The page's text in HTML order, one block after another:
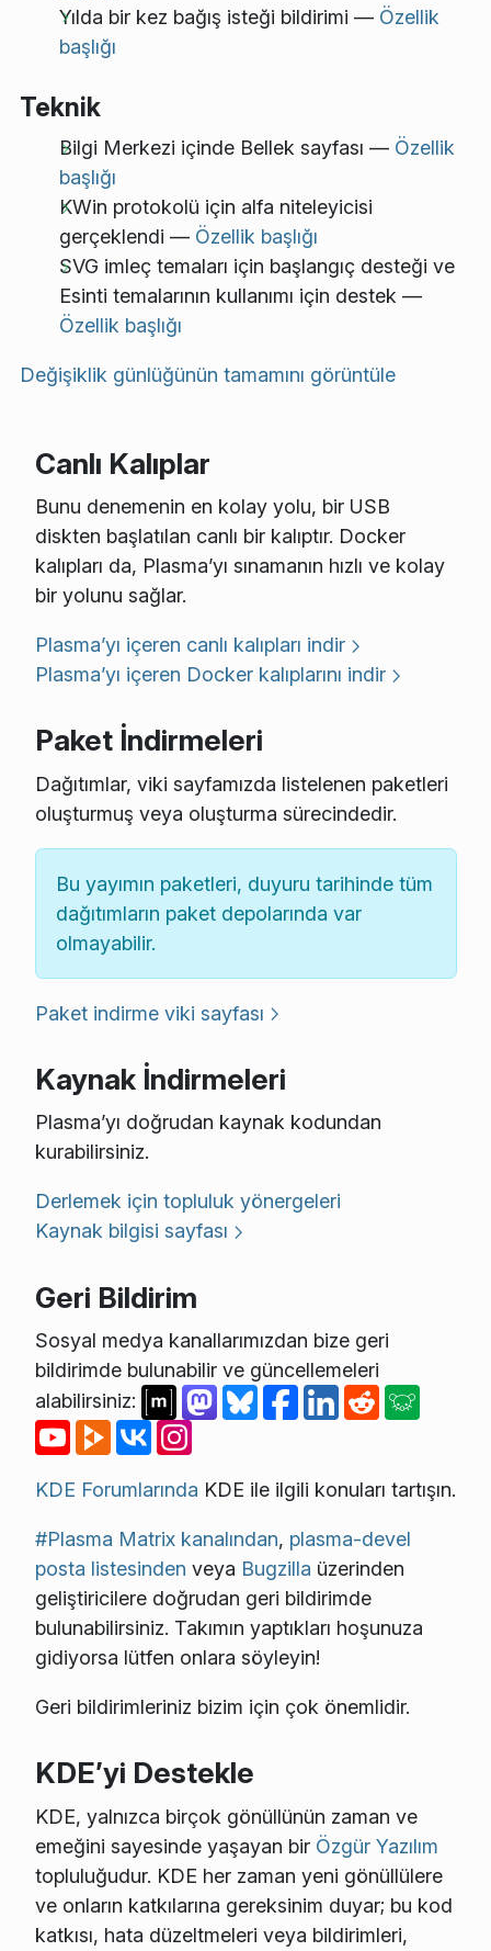
Yılda bir kez bağış isteği bildirimi — Özellik
başlığı
Teknik
Bilgi Merkezi içinde Bellek sayfası — Özellik
başlığı
KWin protokolü için alfa niteleyicisi
gerçeklendi — Özellik başlığı
SVG imleç temaları için başlangıç desteği ve
Esinti temalarının kullanımı için destek —
Özellik başlığı
Değişiklik günlüğünün tamamını görüntüle
Canlı Kalıplar
Bunu denemenin en kolay yolu, bir USB
diskten başlatılan canlı bir kalıptır. Docker
kalıpları da, Plasma’yı sınamanın hızlı ve kolay
bir yolunu sağlar.
Plasma’yı içeren canlı kalıpları indir
Plasma’yı içeren Docker kalıplarını indir
Paket İndirmeleri
Dağıtımlar, viki sayfamızda listelenen paketleri
oluşturmuş veya oluşturma sürecindedir.
Bu yayımın paketleri, duyuru tarihinde tüm
dağıtımların paket depolarında var
olmayabilir.
Paket indirme viki sayfası
Kaynak İndirmeleri
Plasma’yı doğrudan kaynak kodundan
kurabilirsiniz.
Derlemek için topluluk yönergeleri
Kaynak bilgisi sayfası
Geri Bildirim
Sosyal medya kanallarımızdan bize geri
bildirimde bulunabilir ve güncellemeleri
alabilirsiniz:
KDE Forumlarında KDE ile ilgili konuları tartışın.
#Plasma Matrix kanalından, plasma-devel
posta listesinden veya Bugzilla üzerinden
geliştiricilere doğrudan geri bildirimde
bulunabilirsiniz. Takımın yaptıkları hoşunuza
gidiyorsa lütfen onlara söyleyin!
Geri bildirimleriniz bizim için çok önemlidir.
KDE’yi Destekle
KDE, yalnızca birçok gönüllünün zaman ve
emeğini sayesinde yaşayan bir Özgür Yazılım
topluluğudur. KDE her zaman yeni gönüllülere
ve onların katkılarına gereksinim duyar; bu kod
katkısı, hata düzeltmeleri veya bildirimleri,